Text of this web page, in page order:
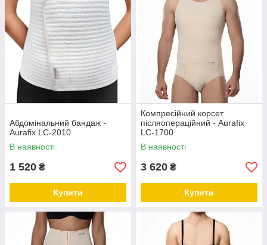
Абдомінальний бандаж -
Aurafix LC-2010
В наявності
1 520 ₴
Купити
Компресійний корсет
післяопераційний - Aurafix
LC-1700
В наявності
3 620 ₴
Купити